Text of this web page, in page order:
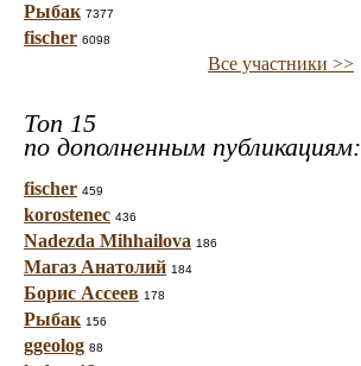
Рыбак 7377
fischer 6098
Все участники >>
Топ 15
по дополненным публикациям:
fischer 459
korostenec 436
Nadezda Mihhailova 186
Магаз Анатолий 184
Борис Ассеев 178
Рыбак 156
ggeolog 88